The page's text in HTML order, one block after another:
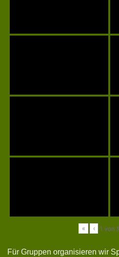
« ‹ 1 von 3
Für Gruppen organisieren wir